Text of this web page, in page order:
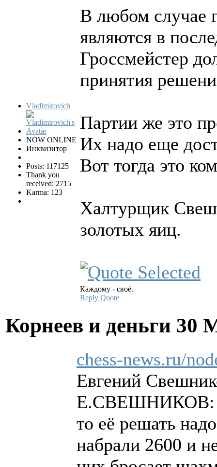
Vladimirovich
NOW ONLINE
Инквизитор
Posts: 117125
Thank you
received: 2715
Karma: 123
В любом случае
являются в
Гроссмейстер
принятия
Партии же это
Их надо еще
Вот тогда это
Халтурщик
золотых яиц.
Каждому - своё.
Reply Quote
Корнеев и деньги 30
chess-news.ru/
Евгений
Е.СВЕШНИКОВ: Я
то её решать
набрали 2600 и